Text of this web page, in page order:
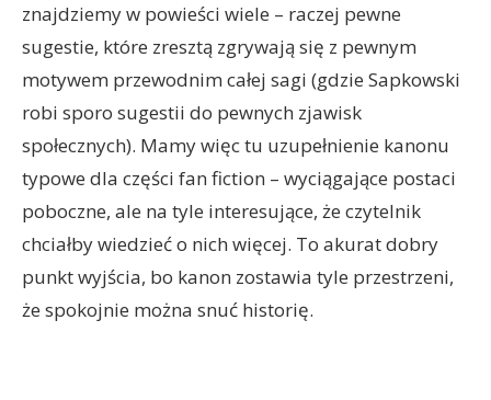
znajdziemy w powieści wiele – raczej pewne
sugestie, które zresztą zgrywają się z pewnym
motywem przewodnim całej sagi (gdzie Sapkowski
robi sporo sugestii do pewnych zjawisk
społecznych). Mamy więc tu uzupełnienie kanonu
typowe dla części fan fiction – wyciągające postaci
poboczne, ale na tyle interesujące, że czytelnik
chciałby wiedzieć o nich więcej. To akurat dobry
punkt wyjścia, bo kanon zostawia tyle przestrzeni,
że spokojnie można snuć historię.